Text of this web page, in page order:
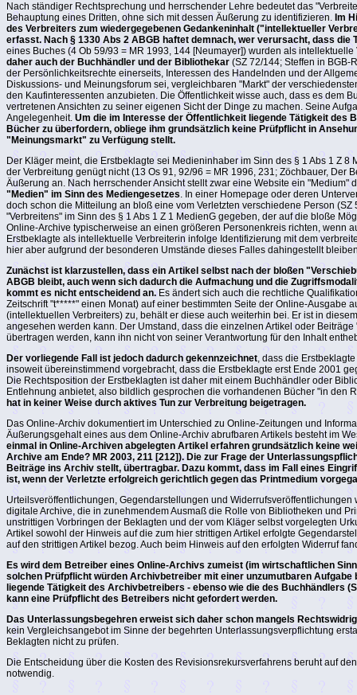
Nach ständiger Rechtsprechung und herrschender Lehre bedeutet das
Behauptung eines Dritten, ohne sich mit dessen Äußerung zu identifizieren. Im
des Verbreiters zum wiedergegebenen Gedankeninhalt ("intellektueller
erfasst. Nach § 1330 Abs 2 ABGB haftet demnach, wer verursacht, dass
eines Buches (4 Ob 59/93 = MR 1993, 144 [Neumayer]) wurden als
daher auch der Buchhändler und der Bibliothekar (SZ 72/144; Steffen in
der Persönlichkeitsrechte einerseits, Interessen des Handelnden und der
Diskussions- und Meinungsforum sei, vergleichbaren "Markt" der
den Kaufinteressenten anzubieten. Die Öffentlichkeit wisse auch, dass es dem
vertretenen Ansichten zu seiner eigenen Sicht der Dinge zu machen. Seine
Angelegenheit. Um die im Interesse der Öffentlichkeit liegende Tätigkeit des
Bücher zu überfordern, obliege ihm grundsätzlich keine Prüfpflicht in
"Meinungsmarkt" zu Verfügung stellt.
Der Kläger meint, die Erstbeklagte sei Medieninhaber im Sinn des § 1 Abs 1 Z
der Verbreitung genügt nicht (13 Os 91, 92/96 = MR 1996, 231; Zöchbauer,
Äußerung an. Nach herrschender Ansicht stellt zwar eine Website ein
"Medien" im Sinn des Mediengesetzes. In einer Homepage oder deren
doch schon die Mitteilung an bloß eine vom Verletzten verschiedene Person (SZ
"Verbreitens" im Sinn des § 1 Abs 1 Z 1 MedienG gegeben, der auf die bloße
Online-Archive typischerweise an einen größeren Personenkreis richten, wenn
Erstbeklagte als intellektuelle Verbreiterin infolge Identifizierung mit dem
hier aber aufgrund der besonderen Umstände dieses Falles dahingestellt
Zunächst ist klarzustellen, dass ein Artikel selbst nach der bloßen
ABGB bleibt, auch wenn sich dadurch die Aufmachung und die
kommt es nicht entscheidend an. Es ändert sich auch die rechtliche
Zeitschrift "t*****" einen Monat) auf einer bestimmten Seite der Online-
(intellektuellen Verbreiters) zu, behält er diese auch weiterhin bei. Er ist in
angesehen werden kann. Der Umstand, dass die einzelnen Artikel oder
übertragen werden, kann ihn nicht von seiner Verantwortung für den Inhalt
Der vorliegende Fall ist jedoch dadurch gekennzeichnet, dass die
insoweit übereinstimmend vorgebracht, dass die Erstbeklagte erst Ende 2001
Die Rechtsposition der Erstbeklagten ist daher mit einem Buchhändler oder
Entlehnung anbietet, also bildlich gesprochen die vorhandenen Bücher "in den
hat in keiner Weise durch aktives Tun zur Verbreitung beigetragen.
Das Online-Archiv dokumentiert im Unterschied zu Online-Zeitungen und
Äußerungsgehalt eines aus dem Online-Archiv abrufbaren Artikels besteht im
einmal in Online-Archiven abgelegten Artikel erfahren grundsätzlich keine
Archive am Ende? MR 2003, 211 [212]). Die zur Frage der
Beiträge ins Archiv stellt, übertragbar. Dazu kommt, dass im Fall eines
ist, wenn der Verletzte erfolgreich gerichtlich gegen das Printmedium
Urteilsveröffentlichungen, Gegendarstellungen und
digitale Archive, die in zunehmendem Ausmaß die Rolle von Bibliotheken und
unstrittigen Vorbringen der Beklagten und der vom Kläger selbst vorgelegten
Artikel sowohl der Hinweis auf die zum hier strittigen Artikel erfolgte
auf den strittigen Artikel bezog. Auch beim Hinweis auf den erfolgten Widerruf
Es wird dem Betreiber eines Online-Archivs zumeist (im wirtschaftlichen
solchen Prüfpflicht würden Archivbetreiber mit einer unzumutbaren
liegende Tätigkeit des Archivbetreibers - ebenso wie die des Buchhändlers
kann eine Prüfpflicht des Betreibers nicht gefordert werden.
Das Unterlassungsbegehren erweist sich daher schon mangels
kein Vergleichsangebot im Sinne der begehrten Unterlassungsverpflichtung
Beklagten nicht zu prüfen.
Die Entscheidung über die Kosten des Revisionsrekursverfahrens beruht auf
notwendig.